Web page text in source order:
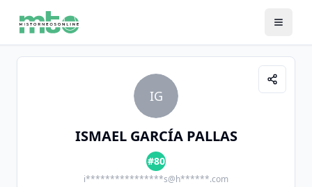
IG
ISMAEL GARCÍA PALLAS
#80
i****************s@h******.com